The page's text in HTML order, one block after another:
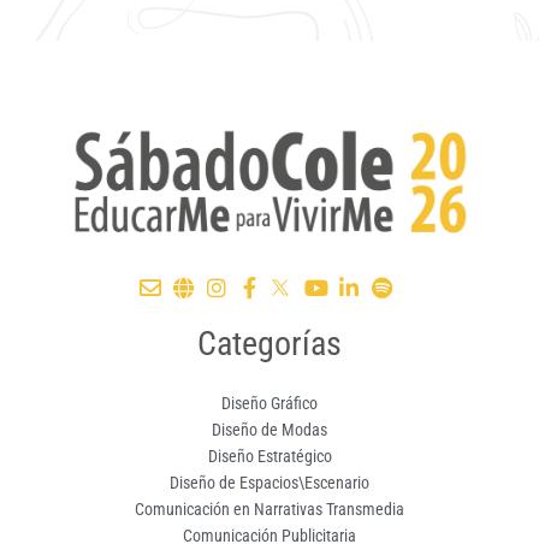
Categorías
Diseño Gráfico
Diseño de Modas
Diseño Estratégico
Diseño de Espacios\Escenario
Comunicación en Narrativas Transmedia
Comunicación Publicitaria